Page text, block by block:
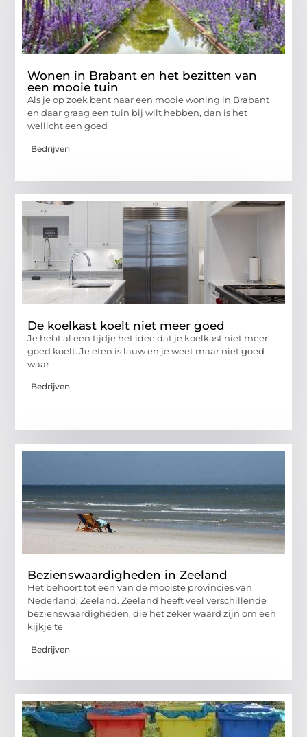
Wonen in Brabant en het bezitten van
een mooie tuin
Als je op zoek bent naar een mooie woning in Brabant
en daar graag een tuin bij wilt hebben, dan is het
wellicht een goed
Bedrijven
De koelkast koelt niet meer goed
Je hebt al een tijdje het idee dat je koelkast niet meer
goed koelt. Je eten is lauw en je weet maar niet goed
waar
Bedrijven
Bezienswaardigheden in Zeeland
Het behoort tot een van de mooiste provincies van
Nederland; Zeeland. Zeeland heeft veel verschillende
bezienswaardigheden, die het zeker waard zijn om een
kijkje te
Bedrijven